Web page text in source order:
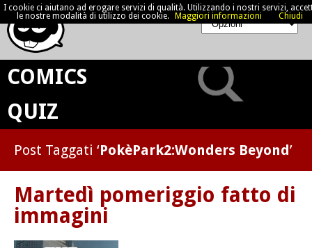
COMICS
QUIZ
Post Taggati ‘PokèPark2:Wonders Beyond’
Martedì pomeriggio fatto di
immagini
I cookie ci aiutano ad erogare servizi di qualità. Utilizzando i nostri servizi,
le nostre modalità di utilizzo dei cookie.
Maggiori informazioni Chiudi